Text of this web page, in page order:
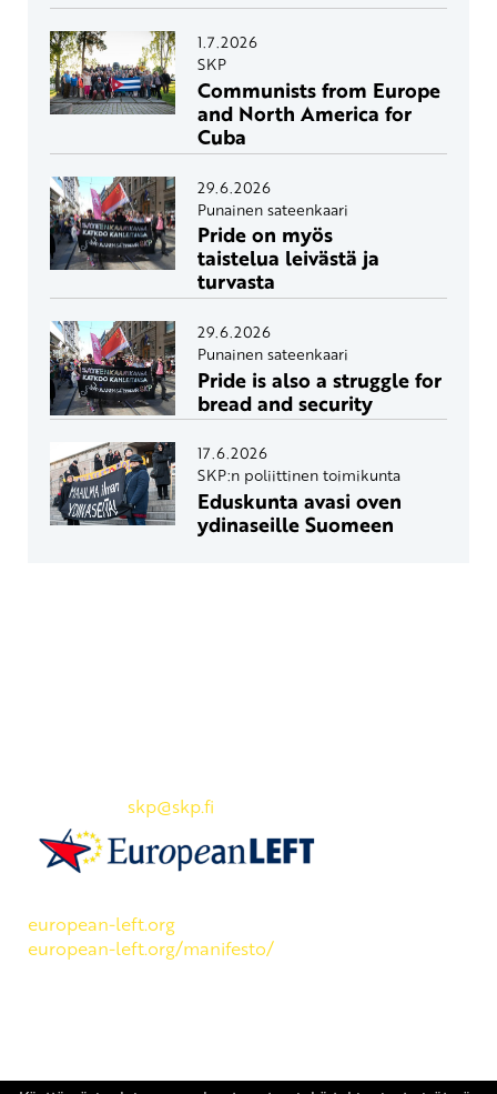
1.7.2026
SKP
Communists from Europe
and North America for
Cuba
29.6.2026
Punainen sateenkaari
Pride on myös
taistelua leivästä ja
turvasta
29.6.2026
Punainen sateenkaari
Pride is also a struggle for
bread and security
17.6.2026
SKP:n poliittinen toimikunta
Eduskunta avasi oven
ydinaseille Suomeen
skp@skp.fi
european-left.org
european-left.org/manifesto/